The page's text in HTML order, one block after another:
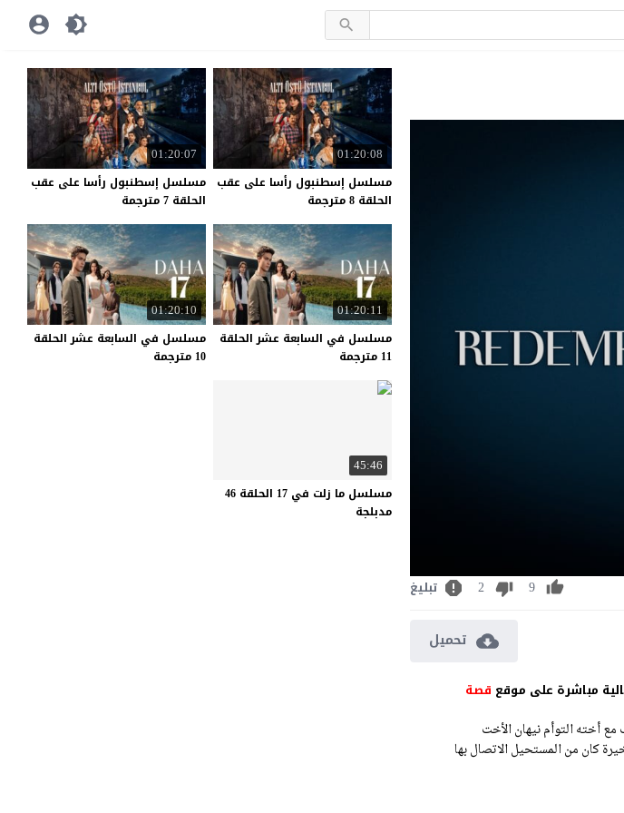
9
2 تبليغ
تحميل
قصة
أخته التوأم نيهان الأخت
كان من المستحيل الاتصال بها
01:20:08
مسلسل إسطنبول رأسا على عقب
الحلقة 8 مترجمة
01:20:07
مسلسل إسطنبول رأسا على عقب
الحلقة 7 مترجمة
01:20:11
مسلسل في السابعة عشر الحلقة
11 مترجمة
01:20:10
مسلسل في السابعة عشر الحلقة
10 مترجمة
45:46
مسلسل ما زلت في 17 الحلقة 46
مدبلجة